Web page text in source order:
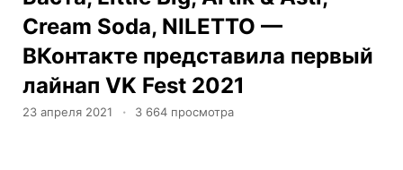
Cream Soda, NILETTO —
ВКонтакте представила первый
лайнап VK Fest 2021
23 апреля 2021 3 664 просмотра